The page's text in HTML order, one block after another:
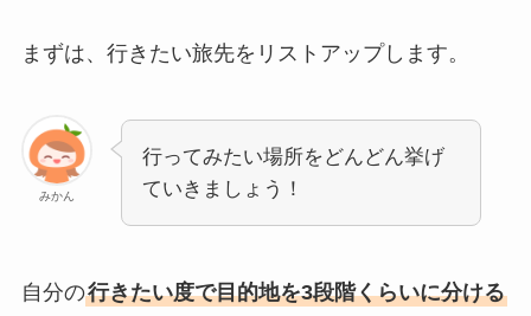
まずは、行きたい旅先をリストアップします。
みかん
行ってみたい場所をどんどん挙げ
ていきましょう！
自分の行きたい度で目的地を3段階くらいに分ける